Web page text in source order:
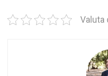
Valuta